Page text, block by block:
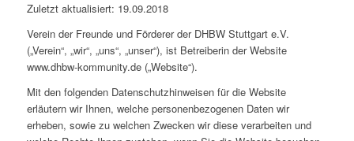
Zuletzt aktualisiert: 19.09.2018
Verein der Freunde und Förderer der DHBW Stuttgart e.V.
(„Verein“, „wir“, „uns“, „unser“), ist Betreiberin der Website
www.dhbw-kommunity.de („Website“).
Mit den folgenden Datenschutzhinweisen für die Website
erläutern wir Ihnen, welche personenbezogenen Daten wir
erheben, sowie zu welchen Zwecken wir diese verarbeiten und